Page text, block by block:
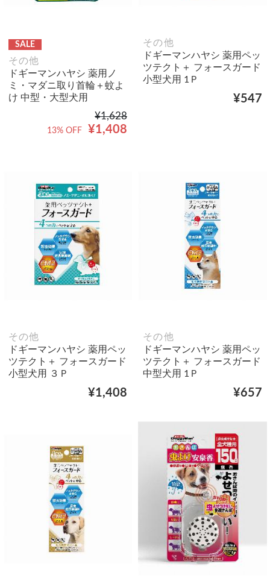
SALE
その他
ドギーマンハヤシ 薬用ノ
ミ・マダニ取り首輪＋蚊よ
け 中型・大型犬用
¥1,628
¥1,408
13% OFF
その他
ドギーマンハヤシ 薬用ペッ
ツテクト＋ フォースガード
小型犬用 1Ｐ
¥547
その他
ドギーマンハヤシ 薬用ペッ
ツテクト＋ フォースガード
小型犬用 ３Ｐ
¥1,408
その他
ドギーマンハヤシ 薬用ペッ
ツテクト＋ フォースガード
中型犬用 1Ｐ
¥657